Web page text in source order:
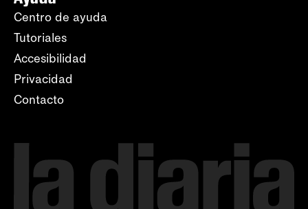
Centro de ayuda
Tutoriales
Accesibilidad
Privacidad
Contacto